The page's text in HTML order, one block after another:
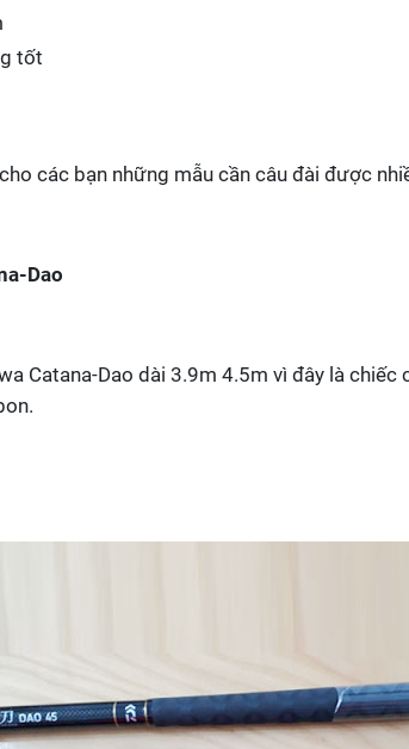
tốt
các bạn những mẫu cần câu đài được
Dao
Catana-Dao dài 3.9m 4.5m vì đây là